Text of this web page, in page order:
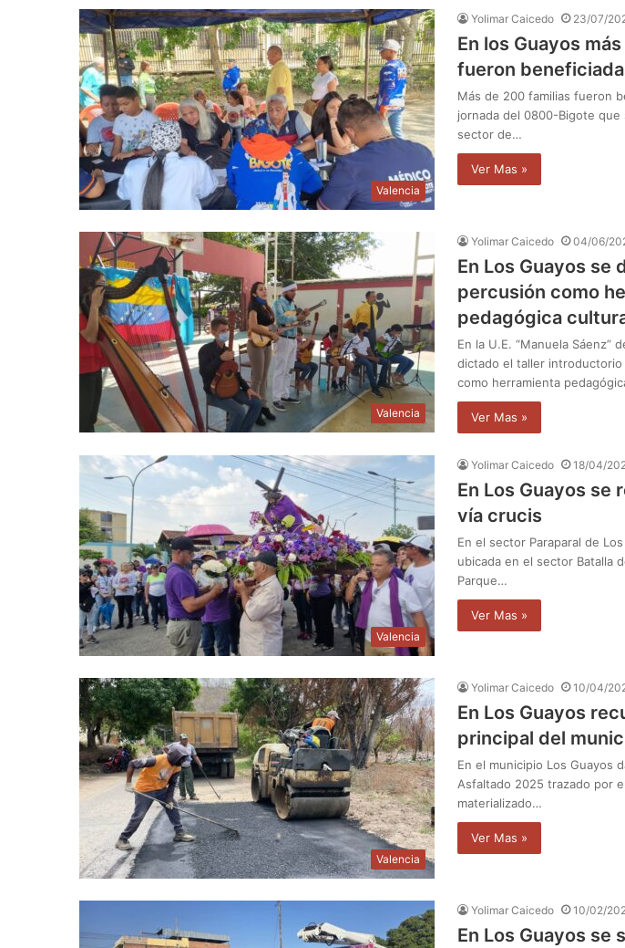
Valencia
Yolimar Caicedo 23/07/
En los Guayos
fueron
Más de 200 familias fueron
jornada del 0800-Bigote
sector de…
Ver Mas »
Valencia
Yolimar Caicedo 04/06/
En Los Guayos se
percusión como
pedagógica
En la U.E. “Manuela Sáenz”
dictado el taller introductorio
como herramienta
Ver Mas »
Valencia
Yolimar Caicedo 18/04/
En Los Guayos se
vía crucis
En el sector Paraparal de
ubicada en el sector Batalla
Parque…
Ver Mas »
Valencia
Yolimar Caicedo 10/04/
En Los Guayos
principal del
En el municipio Los Guayos
Asfaltado 2025 trazado por
materializado…
Ver Mas »
Yolimar Caicedo 10/02/
En Los Guayos